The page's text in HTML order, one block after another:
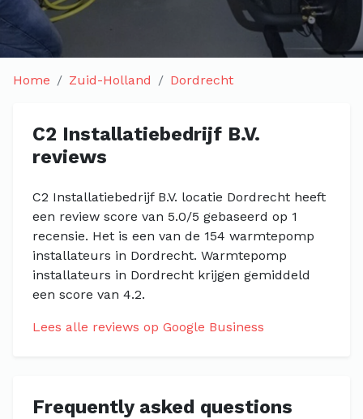
Home Zuid-Holland Dordrecht
C2 Installatiebedrijf B.V.
reviews
C2 Installatiebedrijf B.V. locatie Dordrecht heeft
een review score van 5.0/5 gebaseerd op 1
recensie. Het is een van de 154 warmtepomp
installateurs in Dordrecht. Warmtepomp
installateurs in Dordrecht krijgen gemiddeld
een score van 4.2.
Lees alle reviews op Google Business
Frequently asked questions